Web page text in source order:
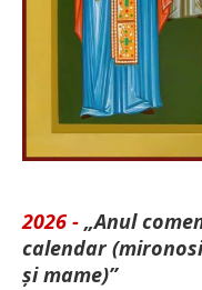
2026 - „Anul
calendar
și mame)”